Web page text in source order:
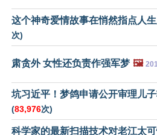
这个神奇爱情故事在悄然指点人
次)
肃贪外 女性还负责作强军梦 🖼️
坑习近平！梦鸽申请公开审理儿
(83,976次)
科学家的最新扫描技术对老江太